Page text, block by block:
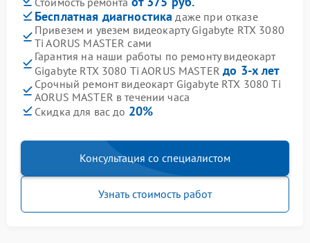
Бесплатная диагностика даже при отказе
Привезем и увезем видеокарту Gigabyte RTX 3080
Ti AORUS MASTER сами
Гарантия на наши работы по ремонту видеокарт
Gigabyte RTX 3080 Ti AORUS MASTERдо 3-х лет
Срочный ремонт видеокарт Gigabyte RTX 3080 Ti
AORUS MASTER в течении часа
Скидка для вас до 20%
Консультация со специалистом
Узнать стоимость работ